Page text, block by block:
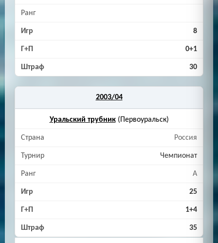
8
0+1
30
2003/04
Уральский трубник(Первоуральск)
Россия
Чемпионат
A
25
1+4
35